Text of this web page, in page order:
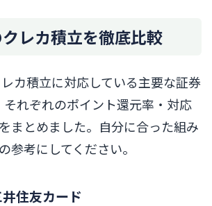
レカ積立を徹底比較
カ積立に対応している主要な証券
それぞれのポイント還元率・対応
まとめました。自分に合った組み
参考にしてください。
住友カード